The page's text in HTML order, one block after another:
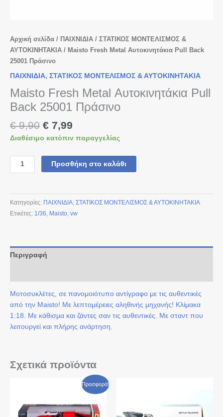
Αρχική σελίδα / ΠΑΙΧΝΙΔΙΑ / ΣΤΑΤΙΚΟΣ ΜΟΝΤΕΛΙΣΜΟΣ &
ΑΥΤΟΚΙΝΗΤΑΚΙΑ / Maisto Fresh Metal Αυτοκινητάκια Pull Back
25001 Πράσινο
ΠΑΙΧΝΙΔΙΑ, ΣΤΑΤΙΚΟΣ ΜΟΝΤΕΛΙΣΜΟΣ & ΑΥΤΟΚΙΝΗΤΑΚΙΑ
Maisto Fresh Metal Αυτοκινητάκια Pull
Back 25001 Πράσινο
€9,90 € 7,99
Διαθέσιμο κατόπιν παραγγελίας
Προσθήκη στο καλάθι
Κατηγορίες: ΠΑΙΧΝΙΔΙΑ, ΣΤΑΤΙΚΟΣ ΜΟΝΤΕΛΙΣΜΟΣ & ΑΥΤΟΚΙΝΗΤΑΚΙΑ
Ετικέτες: 1/36, Maisto, vw
Περιγραφή
Μοτοσυκλέτες, σε πανομοιότυπο αντίγραφο με τις αυθεντικές
από την Maisto! Με λεπτομέρειες αληθινής μηχανής! Κλίμακα
1:18. Με κάθισμα και ζάντες σαν τις αυθεντικές. Με σταντ που
λειτουργεί και πλήρης ανάρτηση.
Σχετικά προϊόντα
Προσφορά!
€ 29,90.είναι:
€ 24,90.